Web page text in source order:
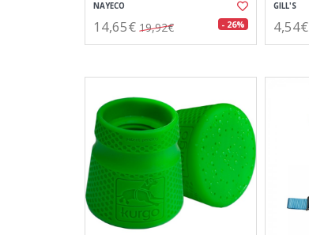
NAYECO
14,65€ 19,92€ - 26%
GILL'S
4,54€